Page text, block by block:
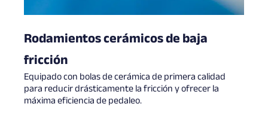
Rodamientos cerámicos de baja
fricción
Equipado con bolas de cerámica de primera calidad
para reducir drásticamente la fricción y ofrecer la
máxima eficiencia de pedaleo.